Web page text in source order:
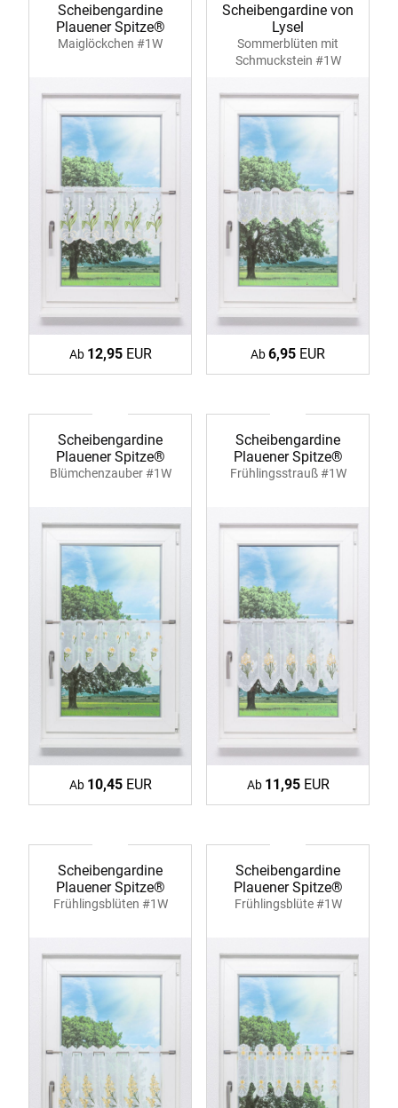
Scheibengardine
Plauener Spitze®
Maiglöckchen #1W
Ab 12,95EUR
Scheibengardine von
Lysel
Sommerblüten mit
Schmuckstein #1W
Ab6,95 EUR
Scheibengardine
Plauener Spitze®
Blümchenzauber #1W
Ab 10,45EUR
Scheibengardine
Plauener Spitze®
Frühlingsstrauß #1W
Ab 11,95EUR
Scheibengardine
Plauener Spitze®
Frühlingsblüten #1W
Scheibengardine
Plauener Spitze®
Frühlingsblüte #1W